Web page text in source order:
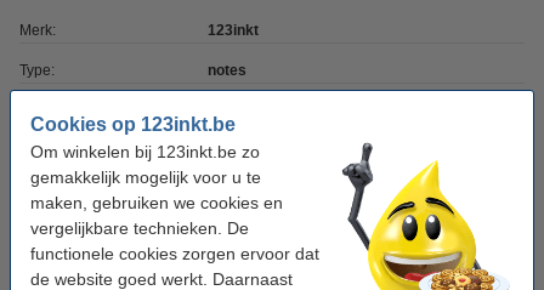
Cookies op 123inkt.be
Om winkelen bij 123inkt.be zo
gemakkelijk mogelijk voor u te
maken, gebruiken we cookies en
vergelijkbare technieken. De
functionele cookies zorgen ervoor dat
de website goed werkt. Daarnaast
Merk: 123inkt
Type: notes
Afmetingen: 76 x 127 mm (LxB)
Kleur:
Aantal vellen: 100 vellen